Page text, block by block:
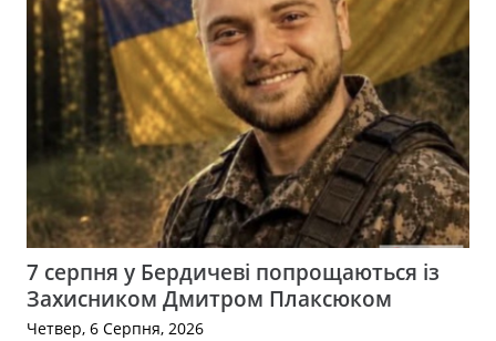
7 серпня у Бердичеві попрощаються із
Захисником Дмитром Плаксюком
Четвер, 6 Серпня, 2026